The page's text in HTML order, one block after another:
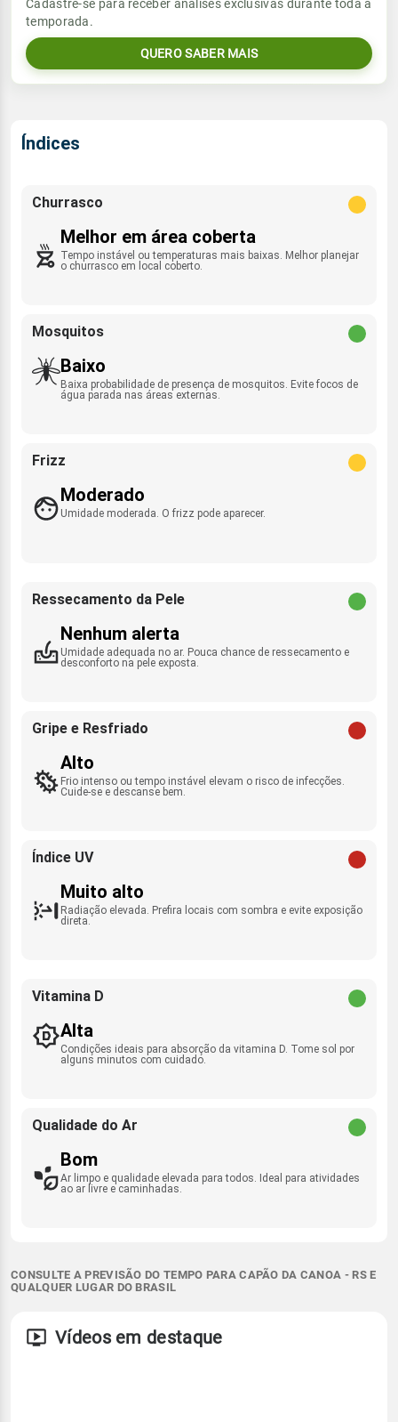
Umidade do ar
79% 95%
Rajada de vento
Sol
06:57h às 17:53h
Lua
17.4mm
Umidade do ar
NNE - 10km/h
Rajada de vento
Sol
Cadastre-se para receber análises exclusivas durante toda a
temporada.
QUERO SABER MAIS
Índices
Churrasco
Melhor em área coberta
Tempo instável ou temperaturas mais baixas. Melhor planejar
o churrasco em local coberto.
Mosquitos
Baixo
Baixa probabilidade de presença de mosquitos. Evite focos de
água parada nas áreas externas.
Frizz
Moderado
Umidade moderada. O frizz pode aparecer.
Ressecamento da Pele
Nenhum alerta
Umidade adequada no ar. Pouca chance de ressecamento e
desconforto na pele exposta.
Gripe e Resfriado
Alto
Frio intenso ou tempo instável elevam o risco de infecções.
Cuide-se e descanse bem.
Índice UV
Muito alto
Radiação elevada. Prefira locais com sombra e evite exposição
direta.
Vitamina D
Alta
Condições ideais para absorção da vitamina D. Tome sol por
alguns minutos com cuidado.
Qualidade do Ar
Bom
Ar limpo e qualidade elevada para todos. Ideal para atividades
ao ar livre e caminhadas.
CONSULTE A PREVISÃO DO TEMPO PARA CAPÃO DA CANOA - RS E
QUALQUER LUGAR DO BRASIL
Vídeos em destaque